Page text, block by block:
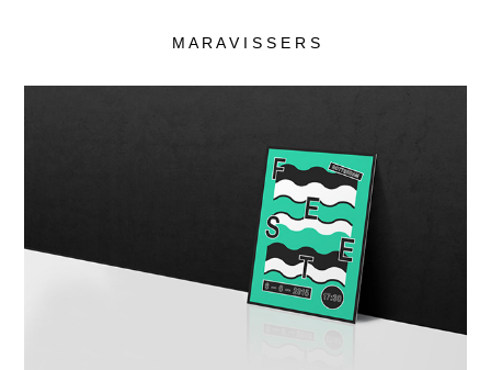
M A R A V I S S E R S